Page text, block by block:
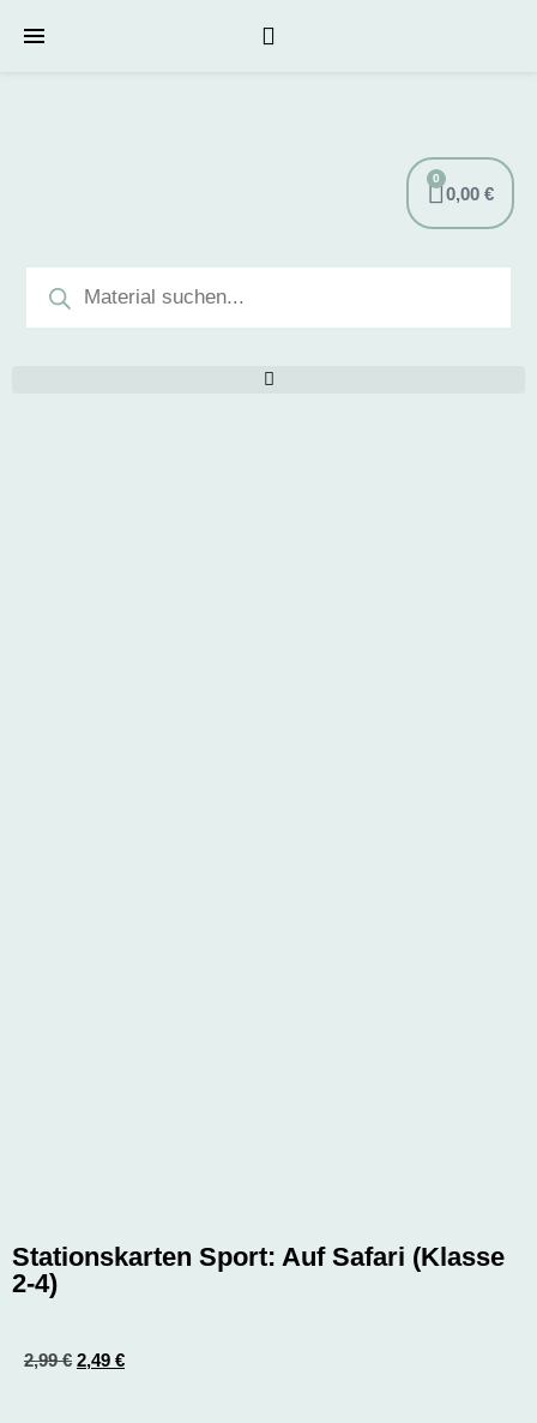
0,00€
0
Stationskarten Sport: Auf Safari (Klasse
2-4)
2,99€ 2,49 €